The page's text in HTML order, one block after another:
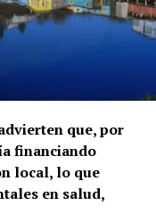
que, por
financiando
local, lo que
en salud,